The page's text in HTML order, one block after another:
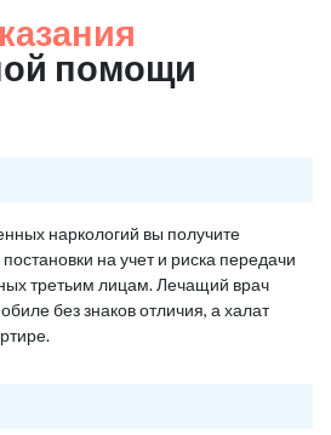
помощи
наркологий вы получите
на учет и риска передачи
третьим лицам. Лечащий врач
без знаков отличия, а халат